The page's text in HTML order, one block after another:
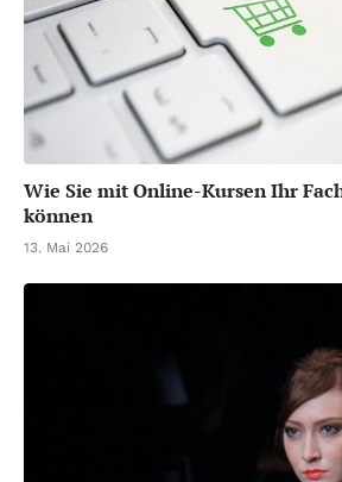
Wie Sie mit Online-Kursen Ihr
können
13. Mai 2026